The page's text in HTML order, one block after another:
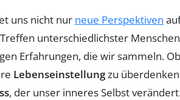
uns nicht nur neue Perspektiven
unterschiedlichster
Erfahrungen, die wir sammeln.
Lebenseinstellungzu
, der unser inneres Selbst